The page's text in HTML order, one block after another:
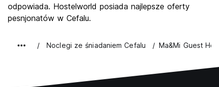
odpowiada. Hostelworld posiada najlepsze oferty
pesnjonatów w Cefalu.
Noclegi ze śniadaniem Cefalu Ma&Mi Guest